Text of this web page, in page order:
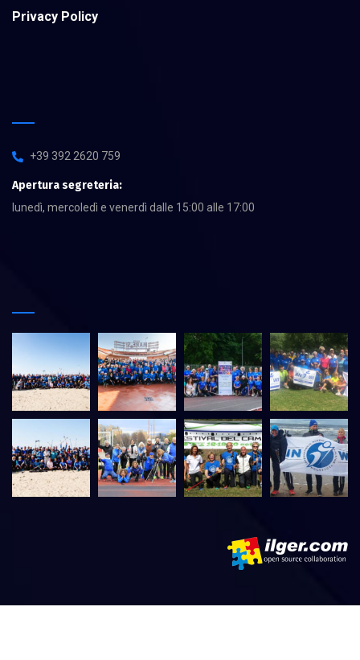
Privacy Policy
+39 392 2620 759
Apertura segreteria:
lunedì, mercoledì e venerdì dalle 15:00 alle 17:00